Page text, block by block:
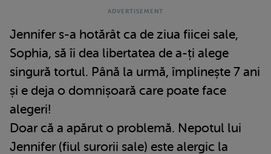
Jennifer s-a hotărât ca de ziua fiicei sale,
Sophia, să îi dea libertatea de a-ți alege
singură tortul. Până la urmă, împlinește 7 ani
și e deja o domnișoară care poate face
alegeri!
Doar că a apărut o problemă. Nepotul lui
Jennifer (fiul surorii sale) este alergic la